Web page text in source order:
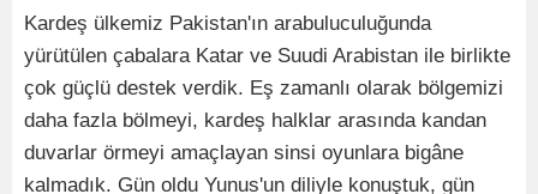
Kardeş ülkemiz Pakistan'ın arabuluculuğunda
yürütülen çabalara Katar ve Suudi Arabistan ile birlikte
çok güçlü destek verdik. Eş zamanlı olarak bölgemizi
daha fazla bölmeyi, kardeş halklar arasında kandan
duvarlar örmeyi amaçlayan sinsi oyunlara bigâne
kalmadık. Gün oldu Yunus'un diliyle konuştuk, gün